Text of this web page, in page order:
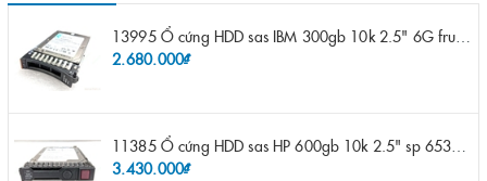
13995 Ổ cứng HDD sas IBM 300gb 10k 2.5" 6G fru 44W2265 opt 44W2264 pn 44W2268 ST9300503SS
2.680.000₫
11385 Ổ cứng HDD sas HP 600gb 10k 2.5" sp 653957-001 pn 619286-003 pn 641552-003 pn 689287-003 652583-B21
3.430.000₫